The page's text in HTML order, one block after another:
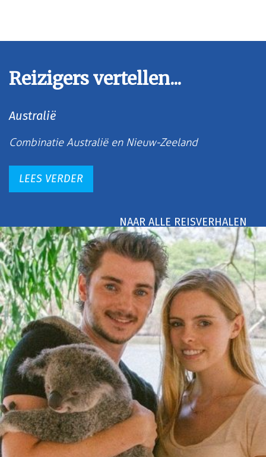
Reizigers vertellen...
Australië
Combinatie Australië en Nieuw-Zeeland
LEES VERDER
NAAR ALLE REISVERHALEN